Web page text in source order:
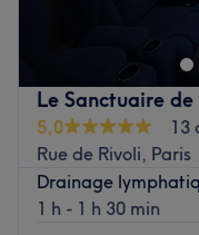
Le Sanctuaire
5,0
13
Rue de Rivoli, Paris
Drainage
1 h - 1 h 30 min